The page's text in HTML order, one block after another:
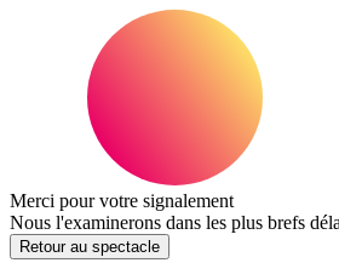
Merci pour votre signalement
Nous l'examinerons dans les plus brefs
Retour au spectacle